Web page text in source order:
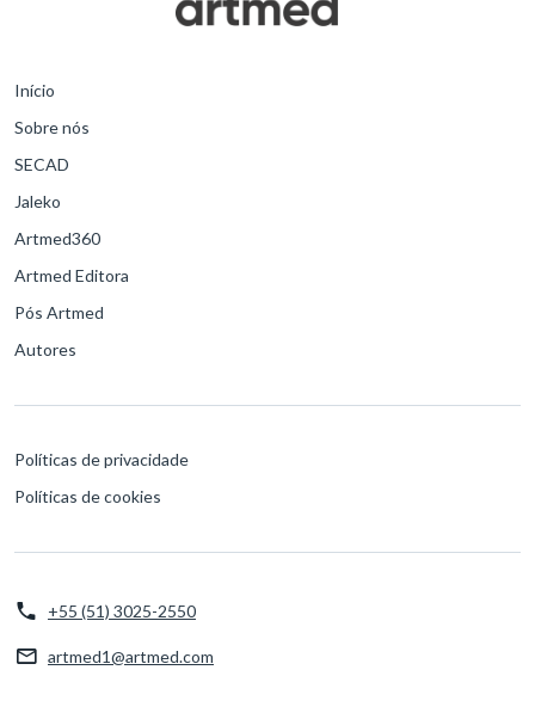
Início
Sobre nós
SECAD
Jaleko
Artmed360
Artmed Editora
Pós Artmed
Autores
Políticas de privacidade
Políticas de cookies
+55 (51) 3025-2550
artmed1@artmed.com